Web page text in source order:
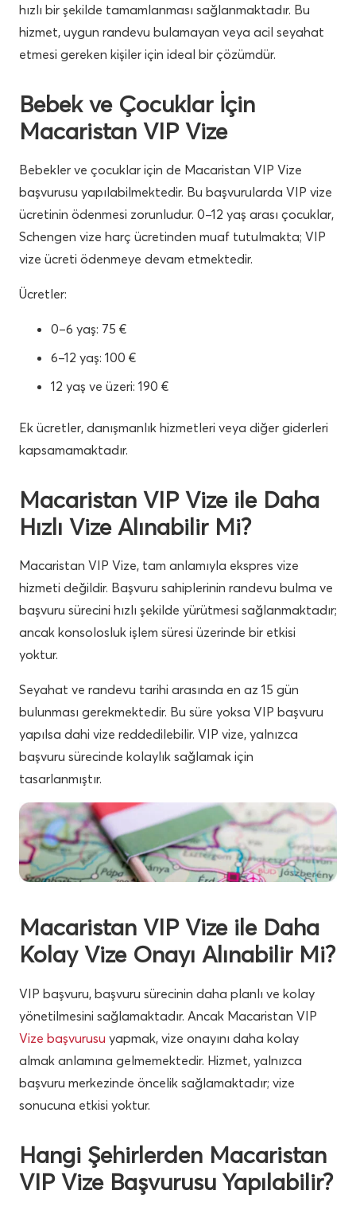
hızlı bir şekilde tamamlanması sağlanmaktadır. Bu
hizmet, uygun randevu bulamayan veya acil seyahat
etmesi gereken kişiler için ideal bir çözümdür.
Bebek ve Çocuklar İçin
Macaristan VIP Vize
Bebekler ve çocuklar için de Macaristan VIP Vize
başvurusu yapılabilmektedir. Bu başvurularda VIP vize
ücretinin ödenmesi zorunludur. 0–12 yaş arası çocuklar,
Schengen vize harç ücretinden muaf tutulmakta; VIP
vize ücreti ödenmeye devam etmektedir.
Ücretler:
0–6 yaş: 75 €
6–12 yaş: 100 €
12 yaş ve üzeri: 190 €
Ek ücretler, danışmanlık hizmetleri veya diğer giderleri
kapsamamaktadır.
Macaristan VIP Vize ile Daha
Hızlı Vize Alınabilir Mi?
Macaristan VIP Vize, tam anlamıyla ekspres vize
hizmeti değildir. Başvuru sahiplerinin randevu bulma ve
başvuru sürecini hızlı şekilde yürütmesi sağlanmaktadır;
ancak konsolosluk işlem süresi üzerinde bir etkisi
yoktur.
Seyahat ve randevu tarihi arasında en az 15 gün
bulunması gerekmektedir. Bu süre yoksa VIP başvuru
yapılsa dahi vize reddedilebilir. VIP vize, yalnızca
başvuru sürecinde kolaylık sağlamak için
tasarlanmıştır.
Macaristan VIP Vize ile Daha
Kolay Vize Onayı Alınabilir Mi?
VIP başvuru, başvuru sürecinin daha planlı ve kolay
yönetilmesini sağlamaktadır. Ancak Macaristan VIP
Vize başvurusu yapmak, vize onayını daha kolay
almak anlamına gelmemektedir. Hizmet, yalnızca
başvuru merkezinde öncelik sağlamaktadır; vize
sonucuna etkisi yoktur.
Hangi Şehirlerden Macaristan
VIP Vize Başvurusu Yapılabilir?